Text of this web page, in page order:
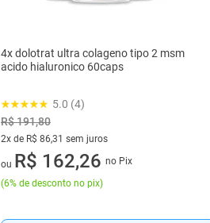
4x dolotrat ultra colageno tipo 2 msm
acido hialuronico 60caps
5.0 (4)
R$ 191,80
2x de R$ 86,31 sem juros
2 vez de R$ 86,31 sem juros
ou R$ 162,26 no Pix
(6% de desconto no pix)